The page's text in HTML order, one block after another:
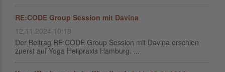
RE:CODE Group Session mit Davina
12.11.2024 10:18
Der Beitrag RE:CODE Group Session mit Davina erschien
zuerst auf Yoga Heilpraxis Hamburg. ...